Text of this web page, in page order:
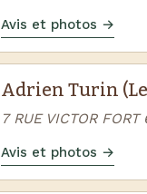
Avis et photos →
Adrien Turin
7 RUE VICTOR
Avis et photos →